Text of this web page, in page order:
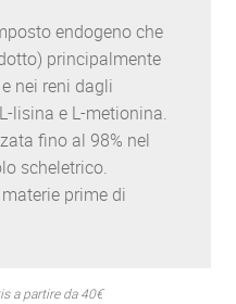
endogeno che
principalmente
nei reni dagli
lisina e L-metionina.
fino al 98% nel
scheletrico.
prime di
a partire da 40€